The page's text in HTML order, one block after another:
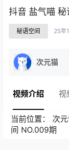
抖音 盐气喵
秘语空间 25年
次元猫
视频介绍 视
当前位置： 次
间 NO.009期